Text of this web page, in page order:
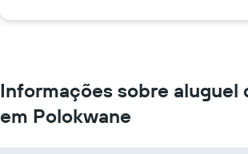
Informações sobre aluguel
em Polokwane